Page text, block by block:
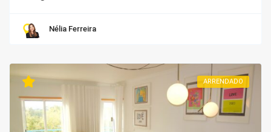
Nélia Ferreira
ARRENDADO